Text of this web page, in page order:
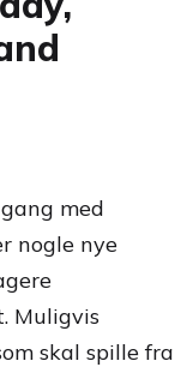
med
nogle nye
Muligvis
skal spille fra